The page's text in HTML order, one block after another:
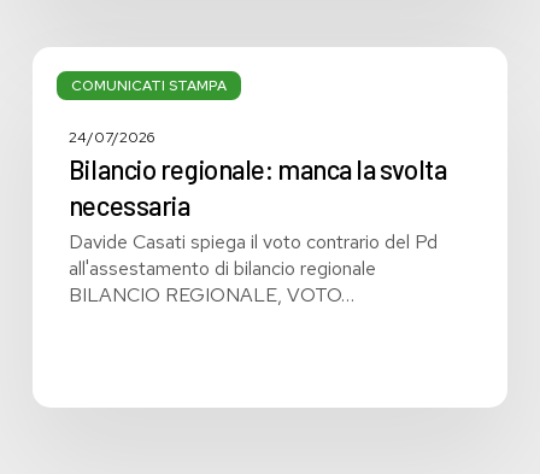
COMUNICATI STAMPA
Bilancio
regionale:
svolta
24/07/2026
Bilancio regionale: manca la svolta
necessaria
Davide Casati spiega il voto contrario del Pd
all'assestamento di bilancio regionale
BILANCIO REGIONALE, VOTO…